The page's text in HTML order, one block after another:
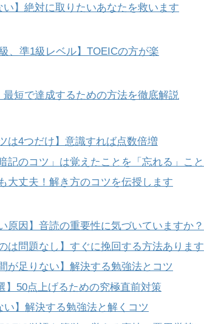
い】絶対に取りたいあなたを救います
、準1級レベル】TOEICの方が楽
最短で達成するための方法を徹底解説
は4つだけ】意識すれば点数倍増
記のコツ」は覚えたことを「忘れる」こと
大丈夫！解き方のコツを伝授します
原因】音読の重要性に気づいていますか？
は問題なし】すぐに挽回する方法あります
が足りない】解決する勉強法とコツ
】50点上げるための究極直前対策
い】解決する勉強法と解くコツ